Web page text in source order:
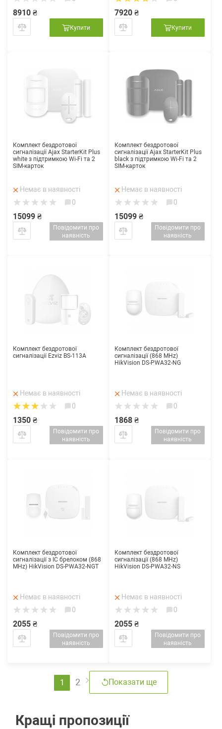
8910 ₴
Купити
7920 ₴
Купити
Комплект бездротової
сигналізації Ajax StarterKit Plus
white з підтримкою Wi-Fi та 2
SIM-карток
Немає в наявності
0
15099 ₴
Повідомити про
наявність
Комплект бездротової
сигналізації Ajax StarterKit Plus
black з підтримкою Wi-Fi та 2
SIM-карток
Немає в наявності
0
15099 ₴
Повідомити про
наявність
Комплект бездротової
сигналізації Ezviz BS-113A
Немає в наявності
0
1350 ₴
Повідомити про
наявність
Комплект бездротової
сигналізації (868 MHz)
HikVision DS-PWA32-NG
Немає в наявності
0
1868 ₴
Повідомити про
наявність
Комплект бездротової
сигналізації з IC брелоком (868
MHz) HikVision DS-PWA32-NGT
Немає в наявності
0
2055 ₴
Повідомити про
наявність
Комплект бездротової
сигналізації (868 MHz)
HikVision DS-PWA32-NS
Немає в наявності
0
2055 ₴
Повідомити про
наявність
Показати ще
1 2
Кращі пропозиції